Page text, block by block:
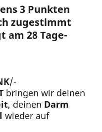
3 Punkten
zugestimmt
am 28 Tage-
/-
bringen wir deinen
, deinen Darm
wieder auf